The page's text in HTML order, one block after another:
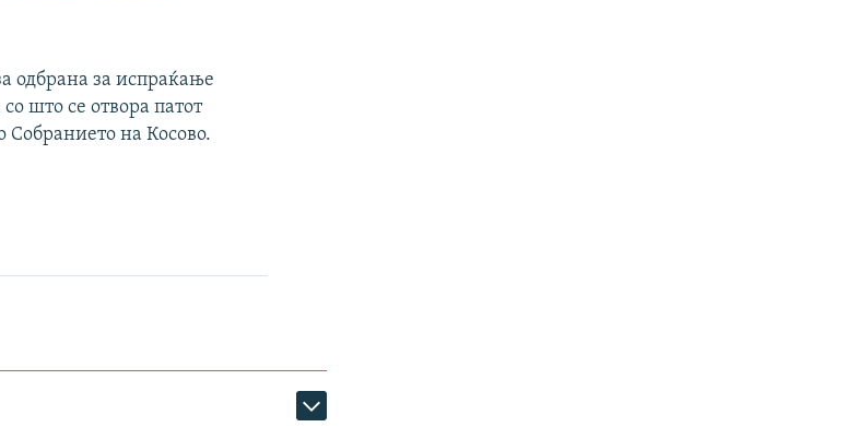
одбрана за испраќање
што се отвора патот
Собранието на Косово.